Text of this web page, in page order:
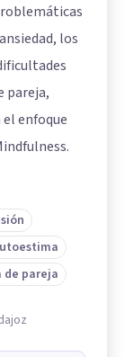
los
pareja,
enfoque
de pareja